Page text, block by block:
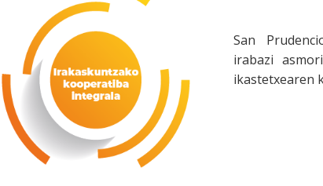
San
irabazi
ikastetxearen